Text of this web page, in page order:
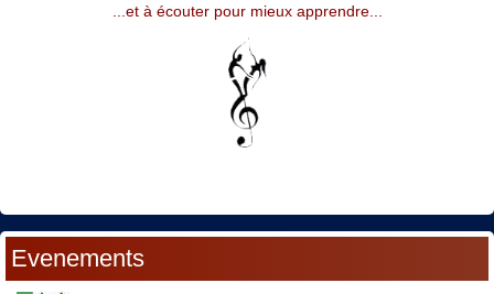
...et à écouter pour mieux apprendre...
Evenements